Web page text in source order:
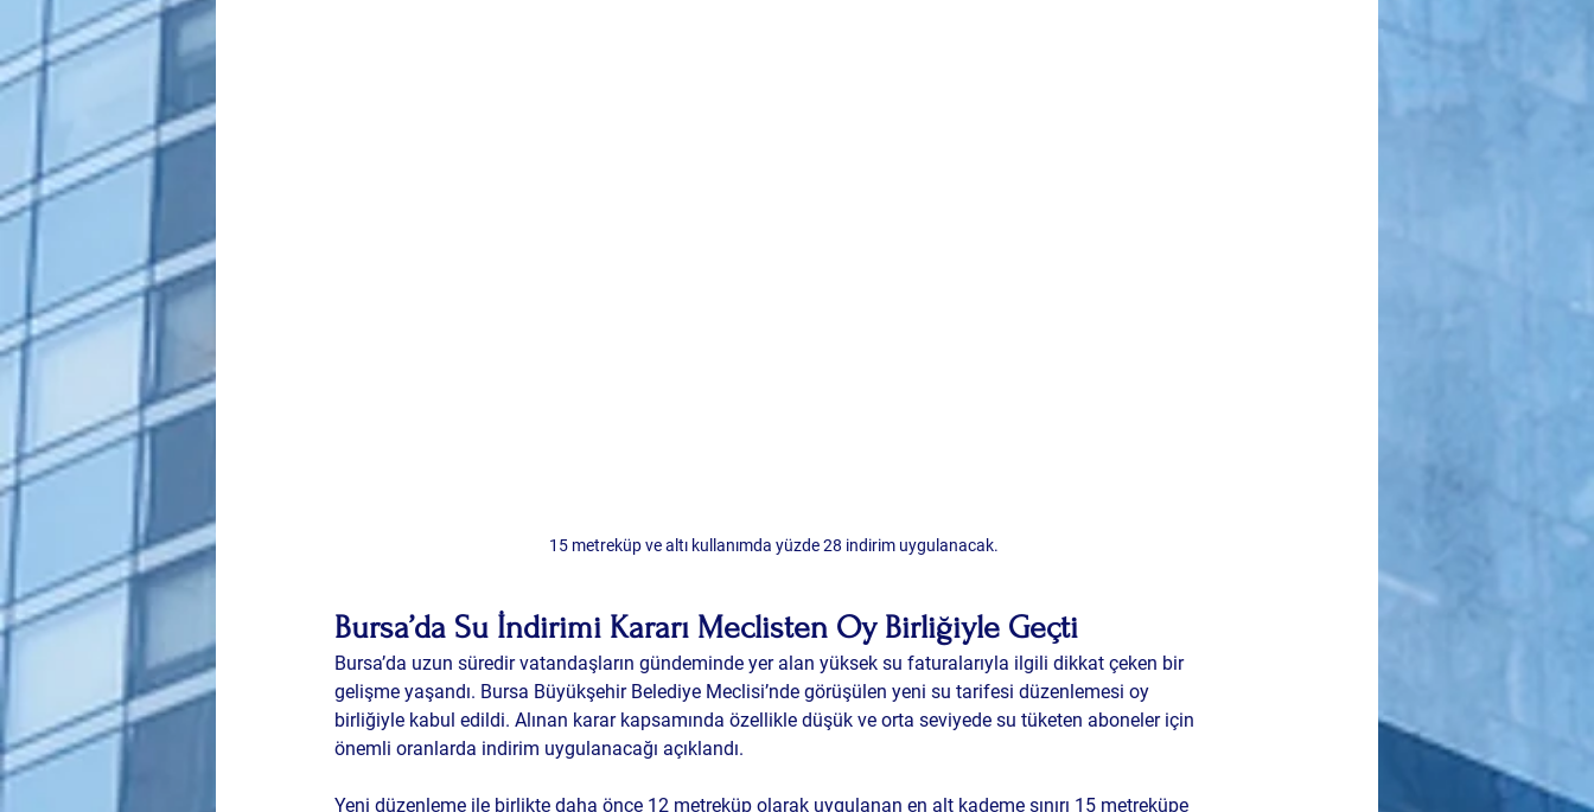
15 metreküp ve altı kullanımda yüzde 28 indirim uygulanacak.
Bursa’da Su İndirimi Kararı Meclisten Oy Birliğiyle Geçti
Bursa’da uzun süredir vatandaşların gündeminde yer alan yüksek su faturalarıyla ilgili dikkat çeken bir
gelişme yaşandı. Bursa Büyükşehir Belediye Meclisi’nde görüşülen yeni su tarifesi düzenlemesi oy
birliğiyle kabul edildi. Alınan karar kapsamında özellikle düşük ve orta seviyede su tüketen aboneler için
önemli oranlarda indirim uygulanacağı açıklandı.
Yeni düzenleme ile birlikte daha önce 12 metreküp olarak uygulanan en alt kademe sınırı 15 metreküpe